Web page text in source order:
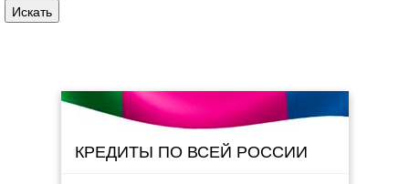
КРЕДИТЫ ПО ВСЕЙ РОССИИ